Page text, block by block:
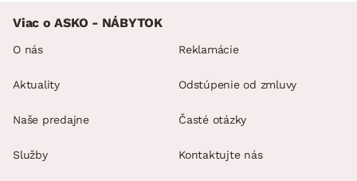
Viac o ASKO - NÁBYTOK
O nás
Aktuality
Naše predajne
Služby
Reklamácie
Odstúpenie od zmluvy
Časté otázky
Kontaktujte nás